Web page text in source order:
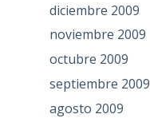
diciembre 2009
noviembre 2009
octubre 2009
septiembre 2009
agosto 2009